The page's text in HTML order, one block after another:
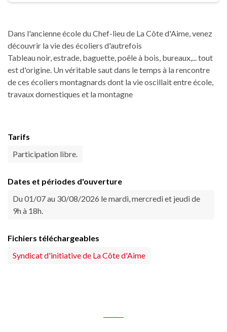
Dans l'ancienne école du Chef-lieu de La Côte d'Aime, venez
découvrir la vie des écoliers d'autrefois
Tableau noir, estrade, baguette, poêle à bois, bureaux,... tout
est d'origine. Un véritable saut dans le temps à la rencontre
de ces écoliers montagnards dont la vie oscillait entre école,
travaux domestiques et la montagne
Tarifs
Participation libre.
Dates et périodes d'ouverture
Du 01/07 au 30/08/2026 le mardi, mercredi et jeudi de
9h à 18h.
Fichiers téléchargeables
Syndicat d'initiative de La Côte d'Aime